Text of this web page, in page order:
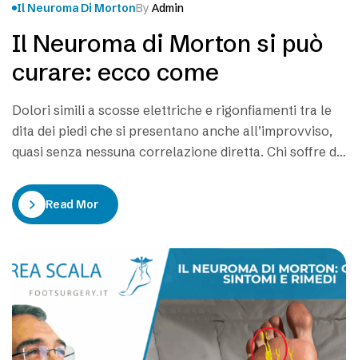
Il Neuroma Di MortonBy Admin
Il Neuroma di Morton si può
curare: ecco come
Dolori simili a scosse elettriche e rigonfiamenti tra le
dita dei piedi che si presentano anche all’improvviso,
quasi senza nessuna correlazione diretta. Chi soffre di
Morton, una particolare patologia dolorosa che limita i
movimenti ed impedisce alle persone che ne soffrono
Read More